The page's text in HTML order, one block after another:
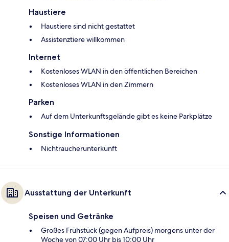
Haustiere
Haustiere sind nicht gestattet
Assistenztiere willkommen
Internet
Kostenloses WLAN in den öffentlichen Bereichen
Kostenloses WLAN in den Zimmern
Parken
Auf dem Unterkunftsgelände gibt es keine Parkplätze
Sonstige Informationen
Nichtraucherunterkunft
Ausstattung der Unterkunft
Speisen und Getränke
Großes Frühstück (gegen Aufpreis) morgens unter der
Woche von 07:00 Uhr bis 10:00 Uhr